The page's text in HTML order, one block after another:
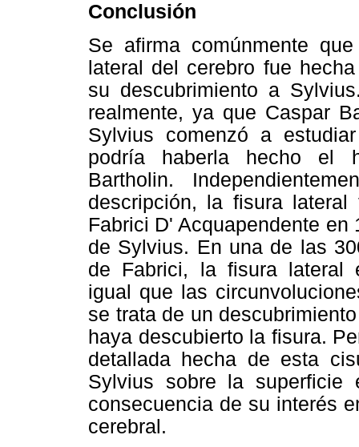
Conclusión
Se afirma comúnmente
lateral del cerebro fue
su descubrimiento a
realmente, ya que Caspar
Sylvius comenzó a
podría haberla hecho el
Bartholin.
descripción, la fisura
Fabrici D' Acquapendente
de Sylvius. En una de las
de Fabrici, la fisura lateral
igual que las
se trata de un
haya descubierto la fisura.
detallada hecha de esta
Sylvius sobre la superficie
consecuencia de su interés
cerebral.